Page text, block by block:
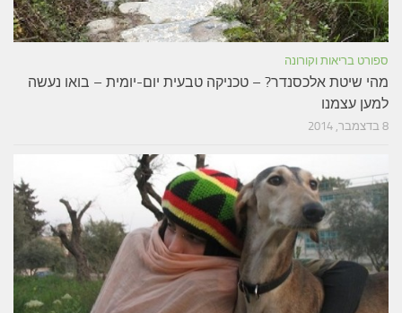
ספורט בריאות וקורונה
מהי שיטת אלכסנדר? – טכניקה טבעית יום-יומית – בואו נעשה
למען עצמנו
8 בדצמבר, 2014